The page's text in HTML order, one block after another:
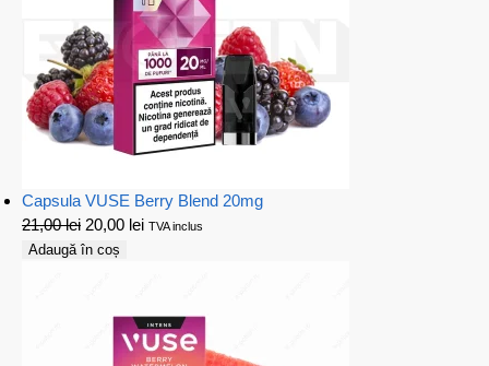
Capsula VUSE Berry Blend 20mg
21,00lei 20,00 lei TVA inclus
Adaugă în coș